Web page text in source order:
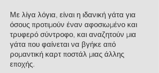
Με λίγα λόγια, είναι η ιδανική γάτα για
όσους προτιμούν έναν αφοσιωμένο και
τρυφερό σύντροφο, και αναζητούν μια
γάτα που φαίνεται να βγήκε από
ρομαντική καρτ ποστάλ μιας άλλης
εποχής.